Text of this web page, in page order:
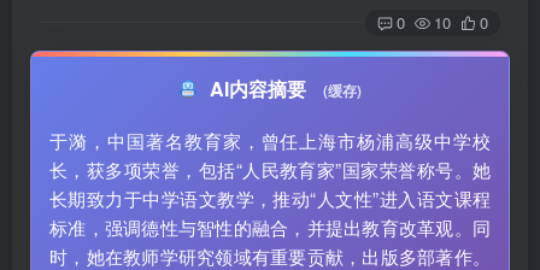
0 10 0
AI内容摘要 (缓存)
于漪，中国著名教育家，曾任上海市杨浦高级中学校
长，获多项荣誉，包括“人民教育家”国家荣誉称号。她
长期致力于中学语文教学，推动“人文性”进入语文课程
标准，强调德性与智性的融合，并提出教育改革观。同
时，她在教师学研究领域有重要贡献，出版多部著作。